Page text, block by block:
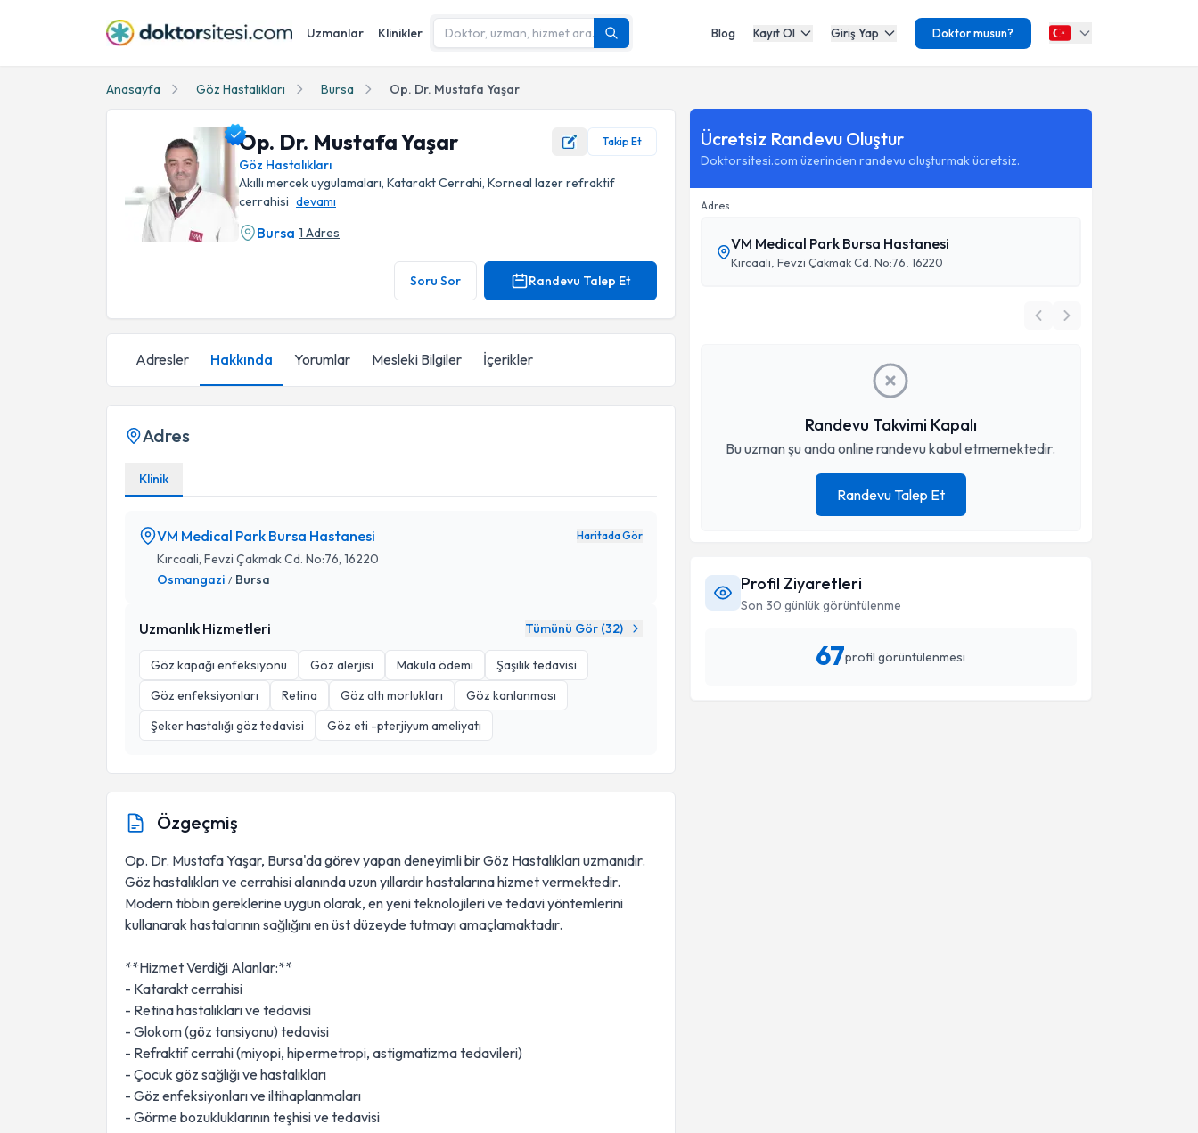
Uzmanlar Klinikler Blog Kayıt Ol Giriş Yap Doktor musun?
Anasayfa Göz Hastalıkları Bursa Op. Dr. Mustafa Yaşar
Op. Dr. Mustafa Yaşar Takip Et
Göz Hastalıkları
Akıllı mercek uygulamaları, Katarakt Cerrahi, Korneal lazer refraktif
cerrahisi devamı
Bursa 1 Adres
Soru Sor Randevu Talep Et
Adresler Hakkında Yorumlar Mesleki Bilgiler İçerikler
Adres
Klinik
VM Medical Park Bursa Hastanesi Haritada Gör
Kırcaali, Fevzi Çakmak Cd. No:76, 16220
Osmangazi / Bursa
Uzmanlık Hizmetleri Tümünü Gör (32)
Göz kapağı enfeksiyonu Göz alerjisi Makula ödemi
Şaşılık tedavisi
Göz enfeksiyonları
Retina Göz altı morlukları
Göz kanlanması
Şeker hastalığı göz tedavisi
Göz eti -pterjiyum ameliyatı
Özgeçmiş
Op. Dr. Mustafa Yaşar, Bursa'da görev yapan deneyimli bir Göz Hastalıkları uzmanıdır.
Göz hastalıkları ve cerrahisi alanında uzun yıllardır hastalarına hizmet vermektedir.
Modern tıbbın gereklerine uygun olarak, en yeni teknolojileri ve tedavi yöntemlerini
kullanarak hastalarının sağlığını en üst düzeyde tutmayı amaçlamaktadır.
**Hizmet Verdiği Alanlar:**
- Katarakt cerrahisi
- Retina hastalıkları ve tedavisi
- Glokom (göz tansiyonu) tedavisi
- Refraktif cerrahi (miyopi, hipermetropi, astigmatizma tedavileri)
- Çocuk göz sağlığı ve hastalıkları
- Göz enfeksiyonları ve iltihaplanmaları
- Görme bozukluklarının teşhisi ve tedavisi
Ücretsiz Randevu Oluştur
Doktorsitesi.com üzerinden randevu oluşturmak ücretsiz.
Adres
VM Medical Park Bursa Hastanesi
Kırcaali, Fevzi Çakmak Cd. No:76, 16220
Randevu Takvimi Kapalı
Bu uzman şu anda online randevu kabul etmemektedir.
Randevu Talep Et
Profil Ziyaretleri
Son 30 günlük görüntülenme
67profil görüntülenmesi